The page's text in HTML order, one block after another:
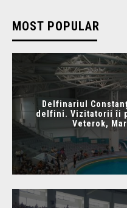
MOST POPULAR
Delfinariul
delfini. Vizitatorii îi
Veterok,